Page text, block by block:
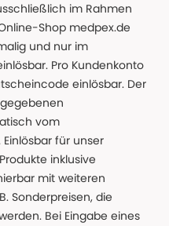
im Rahmen
Shop medpex.de
und nur im
Pro Kundenkonto
einlösbar. Der
vom
für unser
inklusive
mit weiteren
Sonderpreisen, die
Bei Eingabe eines